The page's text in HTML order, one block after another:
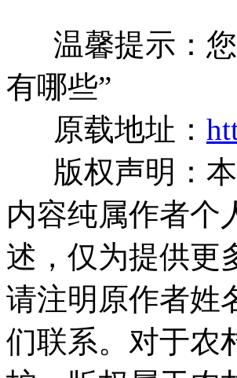
温馨提示：您
有哪些”
原载地址：
版权声明：本
内容纯属作者个
述，仅为提供更
请注明原作者姓
们联系。对于农